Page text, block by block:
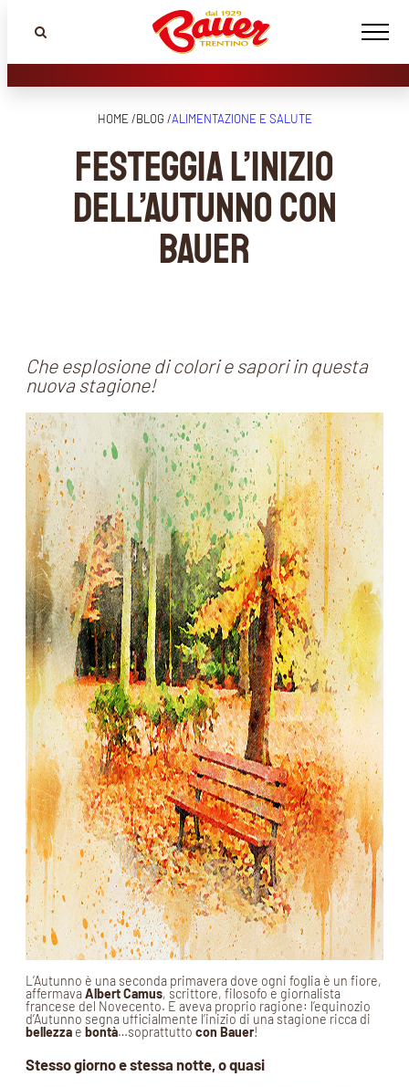
HOME /BLOG /ALIMENTAZIONE E SALUTE
Festeggia l’inizio
dell’Autunno con
Bauer
Che esplosione di colori e sapori in questa
nuova stagione!
L’Autunno è una seconda primavera dove ogni foglia è un fiore,
affermavaAlbert Camus, scrittore, filosofo e giornalista
francese del Novecento. E aveva proprio ragione: l’equinozio
d’Autunno segna ufficialmente l’inizio di una stagione ricca di
bellezza e bontà…soprattutto con Bauer!
Stesso giorno e stessa notte, o quasi